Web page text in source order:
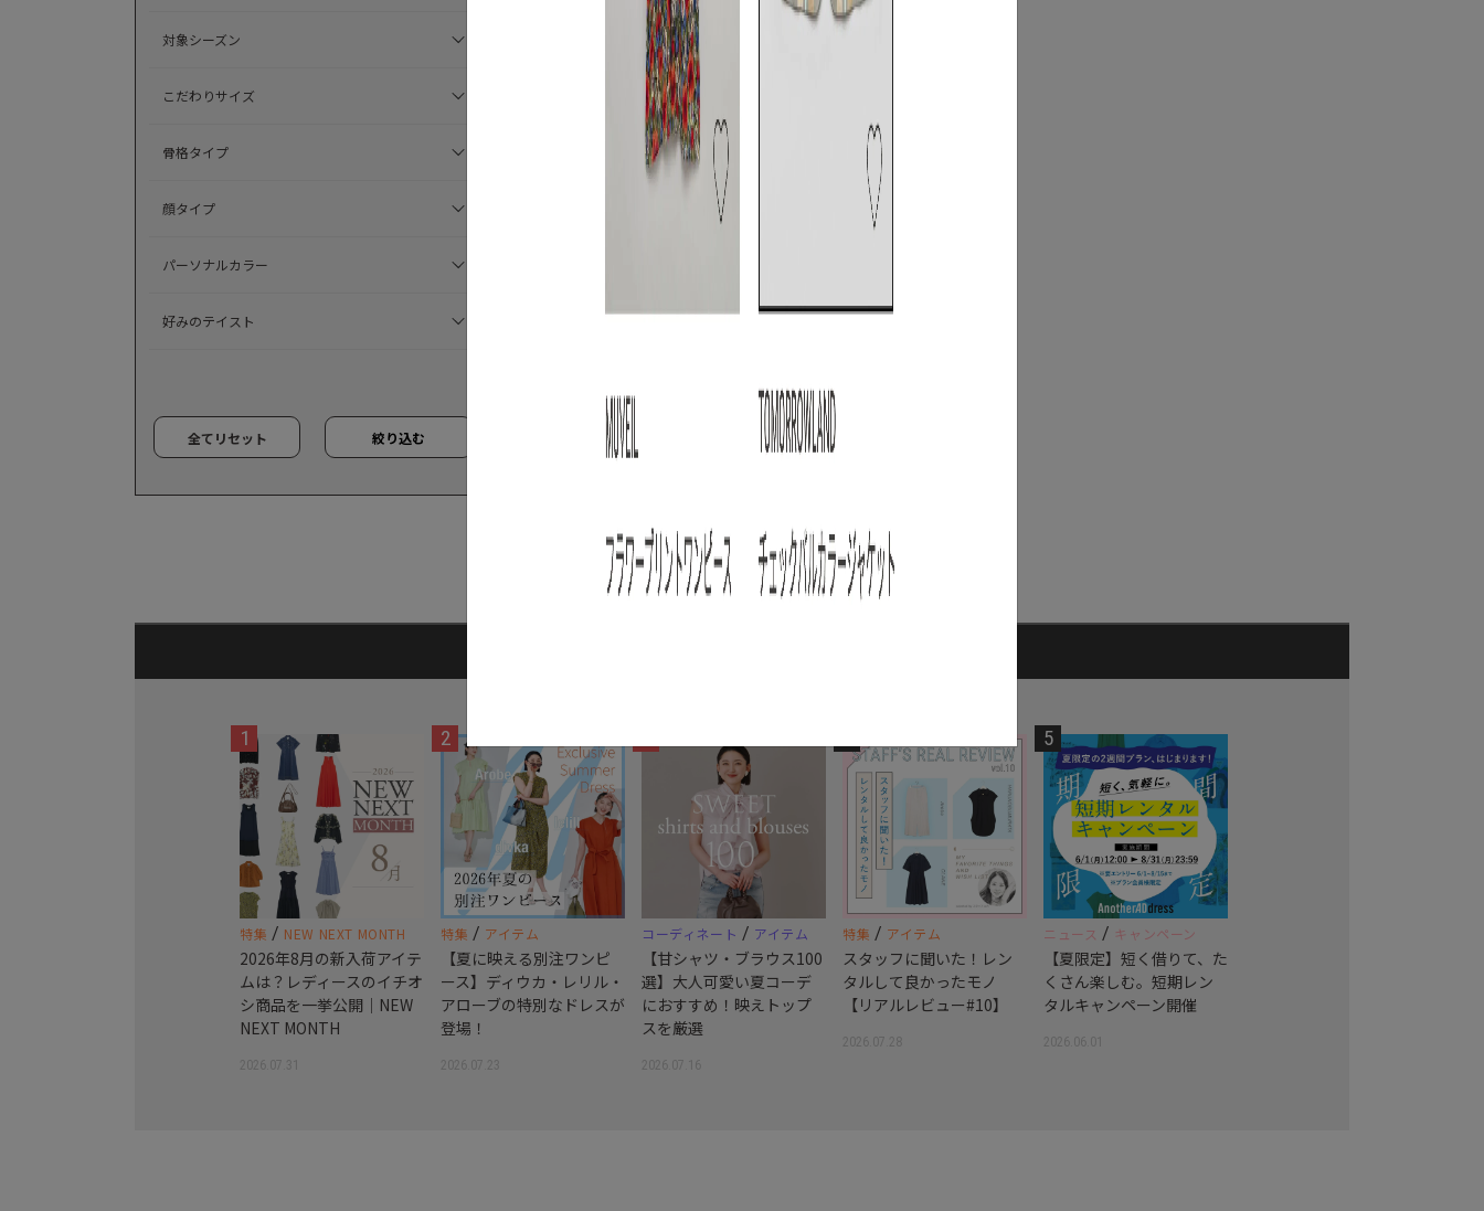
対象シーズン
こだわりサイズ
骨格タイプ
顔タイプ
パーソナルカラー
好みのテイスト
全てリセット 絞り込む
1
特集 / NEW NEXT MONTH
2026年8月の新入荷アイテ
ムは？レディースのイチオ
シ商品を一挙公開｜NEW
NEXT MONTH
2026.07.31
2
特集 / アイテム
【夏に映える別注ワンピ
ース】ディウカ・レリル・
アローブの特別なドレスが
登場！
2026.07.23
コーディネート / アイテム
【甘シャツ・ブラウス100
選】大人可愛い夏コーデ
におすすめ！映えトップ
スを厳選
2026.07.16
特集 / アイテム
スタッフに聞いた！レン
タルして良かったモノ
【リアルレビュー#10】
2026.07.28
5
ニュース / キャンペーン
【夏限定】短く借りて、た
くさん楽しむ。短期レン
タルキャンペーン開催
2026.06.01